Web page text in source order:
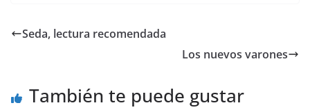
e
o
er l s
p
gr
Li
k
Seda, lectura recomendada
Los nuevos varones
También te puede gustar